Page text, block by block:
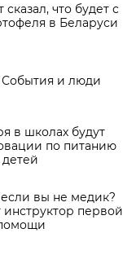
что будет с
в Беларуси
События и люди
в школах будут
по питанию
детей
если вы не медик?
инструктор первой